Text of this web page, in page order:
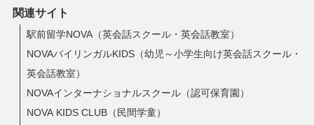
関連サイト
駅前留学NOVA（英会話スクール・英会話教室）
NOVAバイリンガルKIDS（幼児～小学生向け英会話スクール・
英会話教室）
NOVAインターナショナルスクール（認可保育園）
NOVA KIDS CLUB（民間学童）